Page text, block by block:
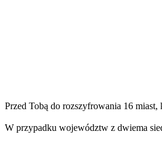
Przed Tobą do rozszyfrowania 16
W przypadku województw z dwiema